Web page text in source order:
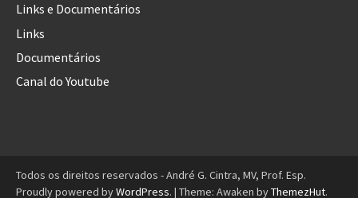
Links e Documentários
Links
Documentários
Canal do Youtube
Todos os direitos reservados - André G. Cintra, MV, Prof. Esp.
Proudly powered byWordPress. | Theme: Awaken byThemezHut.